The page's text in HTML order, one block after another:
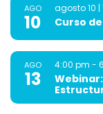
AGO
10
agosto 10 |
Curso
AGO
13
4:00 pm -